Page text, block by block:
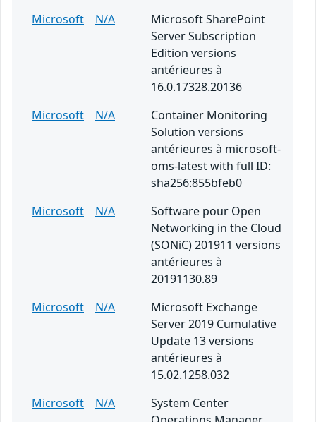
Microsoft
N/A
Microsoft SharePoint
Server Subscription
Edition versions
antérieures à
16.0.17328.20136
Microsoft
N/A
Container Monitoring
Solution versions
antérieures à microsoft-
oms-latest with full ID:
sha256:855bfeb0
Microsoft
N/A
Software pour Open
Networking in the Cloud
(SONiC) 201911 versions
antérieures à
20191130.89
Microsoft
N/A
Microsoft Exchange
Server 2019 Cumulative
Update 13 versions
antérieures à
15.02.1258.032
Microsoft
N/A
System Center